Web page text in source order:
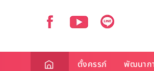
ตั้งครรภ์ พัฒนาก